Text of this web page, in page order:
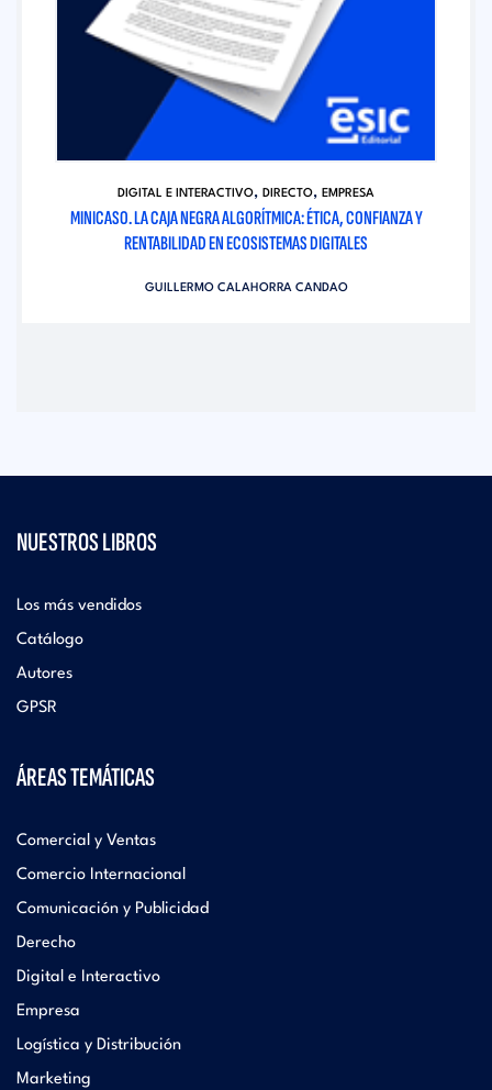
DIGITAL E INTERACTIVO, DIRECTO, EMPRESA
MINICASO. LA CAJA NEGRA ALGORÍTMICA: ÉTICA, CONFIANZA Y
RENTABILIDAD EN ECOSISTEMAS DIGITALES
GUILLERMO CALAHORRA CANDAO
NUESTROS LIBROS
Los más vendidos
Catálogo
Autores
GPSR
ÁREAS TEMÁTICAS
Comercial y Ventas
Comercio Internacional
Comunicación y Publicidad
Derecho
Digital e Interactivo
Empresa
Logística y Distribución
Marketing